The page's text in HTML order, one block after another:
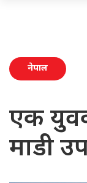
नेपाल
एक
माडी